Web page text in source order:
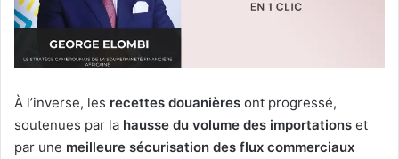
À l’inverse, les recettes douanières ont progressé,
soutenues par la hausse du volume des importations et
par une meilleure sécurisation des flux commerciaux